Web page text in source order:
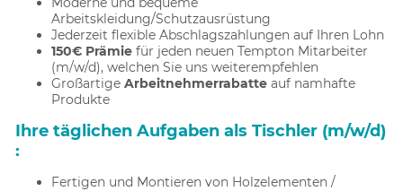
Arbeitskleidung/Schutzausrüstung
Jederzeit flexible Abschlagszahlungen auf Ihren Lohn
150€ Prämie für jeden neuen Tempton Mitarbeiter
(m/w/d), welchen Sie uns weiterempfehlen
Großartige Arbeitnehmerrabatte auf namhafte
Produkte
Ihre täglichen Aufgaben als Tischler (m/w/d)
:
Fertigen und Montieren von Holzelementen /